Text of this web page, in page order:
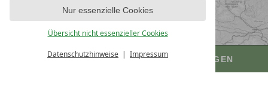
Nur essenzielle Cookies
Übersicht nicht essenzieller Cookies
Datenschutzhinweise Impressum
+43
BUCHEN ANFRAGEN